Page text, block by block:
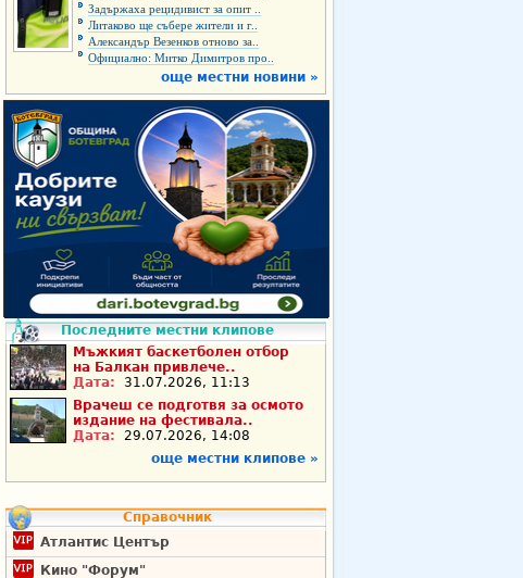
Задържаха рецидивист за опит ..
Литаково ще събере жители и г..
Александър Везенков отново за..
Официално: Митко Димитров про..
още местни новини »
Последните местни клипове
Мъжкият баскетболен отбор
на Балкан привлече..
Дата:
31.07.2026, 11:13
Врачеш се подготвя за осмото
издание на фестивала..
Дата:
29.07.2026, 14:08
още местни клипове »
Справочник
Атлантис Център
Кино "Форум"